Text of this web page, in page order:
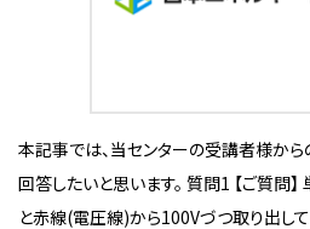
本記事では、当センターの受講者様か
回答したいと思います。 質問1 【ご質問
と赤線(電圧線)から100Vづつ取り出し